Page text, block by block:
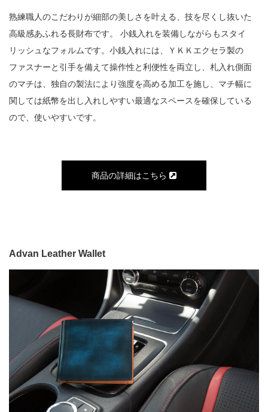
熟練職人のこだわりが細部の美しさを叶える、技を尽くし抜いた
高級感あふれる長財布です。 小銭入れを装備しながらもスタイ
リッシュなフォルムです。小銭入れには、ＹＫＫエクセラ製の
ファスナーと引手を備えて操作性と利便性を両立し、札入れ側面
のマチは、独自の製法により強度を高める加工を施し、マチ幅に
関しては紙幣を出し入れしやすい最適なスペースを確保している
ので、使いやすいです。
商品の詳細はこちら
Advan Leather Wallet